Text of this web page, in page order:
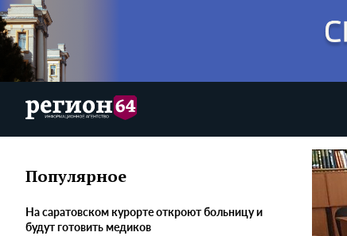
Популярное
На саратовском курорте откроют больницу и
будут готовить медиков